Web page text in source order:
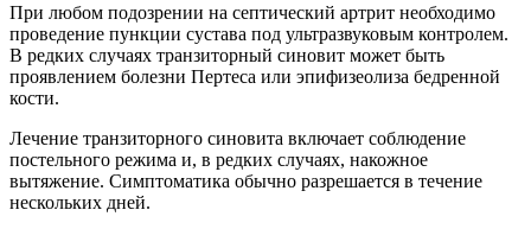
При любом подозрении на септический артрит необходимо
проведение пункции сустава под ультразвуковым контролем.
В редких случаях транзиторный синовит может быть
проявлением болезни Пертеса или эпифизеолиза бедренной
кости.
Лечение транзиторного синовита включает соблюдение
постельного режима и, в редких случаях, накожное
вытяжение. Симптоматика обычно разрешается в течение
нескольких дней.